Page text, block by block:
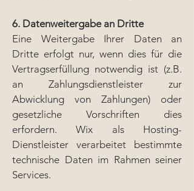
6. Datenweitergabe an Dritte
Eine Weitergabe Ihrer Daten an
Dritte erfolgt nur, wenn dies für die
Vertragserfüllung notwendig ist (z.B.
an Zahlungsdienstleister zur
Abwicklung von Zahlungen) oder
gesetzliche Vorschriften dies
erfordern. Wix als Hosting-
Dienstleister verarbeitet bestimmte
technische Daten im Rahmen seiner
Services.